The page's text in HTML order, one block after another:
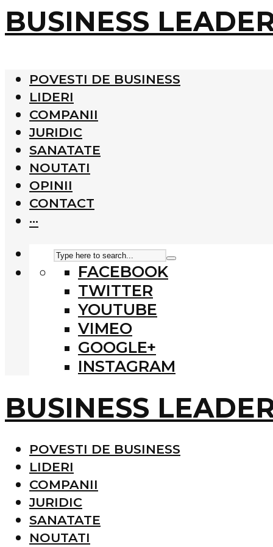
BUSINESS
POVESTI DE BUSINESS
LIDERI
COMPANII
JURIDIC
SANATATE
NOUTATI
OPINII
CONTACT
···
FACEBOOK
TWITTER
YOUTUBE
VIMEO
GOOGLE+
INSTAGRAM
BUSINESS
POVESTI DE BUSINESS
LIDERI
COMPANII
JURIDIC
SANATATE
NOUTATI